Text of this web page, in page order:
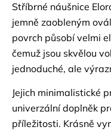
Stříbrné náušnice
jemně zaobleným
povrch působí velmi
čemuž jsou skvělou
jednoduché, ale
Jejich minimalistické
univerzální doplněk
příležitosti. Krásně